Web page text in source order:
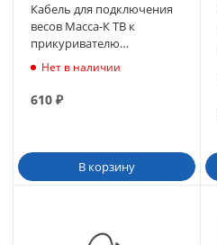
Кабель для подключения
весов Масса-К ТВ к
прикуривателю
автомобиля
Нет в наличии
610 ₽
В корзину